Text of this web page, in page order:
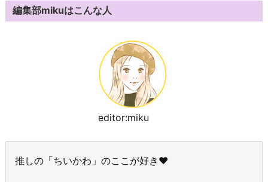
編集部mikuはこんな人
editor:miku
推しの「ちいかわ」のここが好き♥